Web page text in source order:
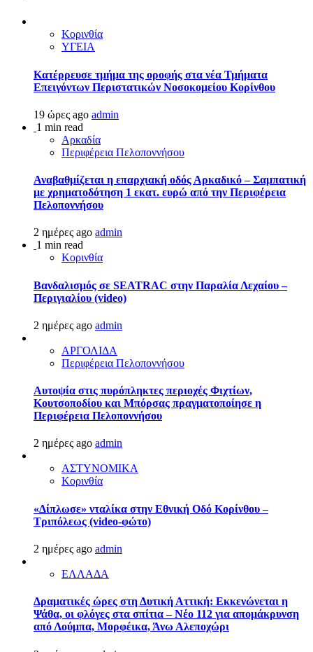
Κορινθία
ΥΓΕΙΑ
Kατέρρευσε τμήμα της οροφής στα νέα Τμήματα
Επειγόντων Περιστατικών Νοσοκομείου Κορίνθου
19 ώρες ago admin
1 min read
Αρκαδία
Περιφέρεια Πελοποννήσου
Αναβαθμίζεται η επαρχιακή οδός Αρκαδικό – Σαμπατική
με χρηματοδότηση 1 εκατ. ευρώ από την Περιφέρεια
Πελοποννήσου
2 ημέρες ago admin
1 min read
Κορινθία
Βανδαλισμός σε SEATRAC στην Παραλία Λεχαίου –
Περιγιαλίου (video)
2 ημέρες ago admin
ΑΡΓΟΛΙΔΑ
Περιφέρεια Πελοποννήσου
Αυτοψία στις πυρόπληκτες περιοχές Φιχτίων,
Κουτσοποδίου και Μπόρσας πραγματοποίησε η
Περιφέρεια Πελοποννήσου
2 ημέρες ago admin
ΑΣΤΥΝΟΜΙΚΑ
Κορινθία
«Δίπλωσε» νταλίκα στην Εθνική Oδό Κορίνθου –
Τριπόλεως (video-φώτο)
2 ημέρες ago admin
ΕΛΛΑΔΑ
Δραματικές ώρες στη Δυτική Αττική: Εκκενώνεται η
Ψάθα, οι φλόγες στα σπίτια – Νέο 112 για απομάκρυνση
από Λούμπα, Μορφέικα, Άνω Αλεποχώρι